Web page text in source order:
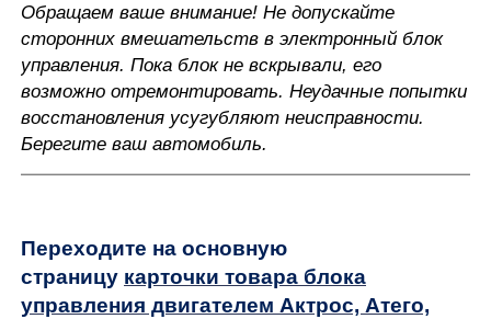
Обращаем ваше внимание! Не допускайте
сторонних вмешательств в электронный блок
управления. Пока блок не вскрывали, его
возможно отремонтировать. Неудачные попытки
восстановления усугубляют неисправности.
Берегите ваш автомобиль.
Переходите на основную
страницу карточки товара блока
управления двигателем Актрос, Атего,